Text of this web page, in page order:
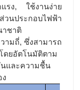
รง, ใช้งานง่าย
นประกอบไฟฟ้า
าชาติ
วามถี่, ซึ่งสามารถ
ดยอัตโนมัติตาม
และความชื้น